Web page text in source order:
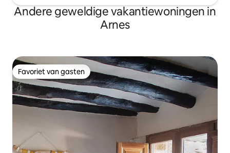
Andere geweldige vakantiewoningen in
Arnes
Favoriet van gasten
Favoriet van gasten